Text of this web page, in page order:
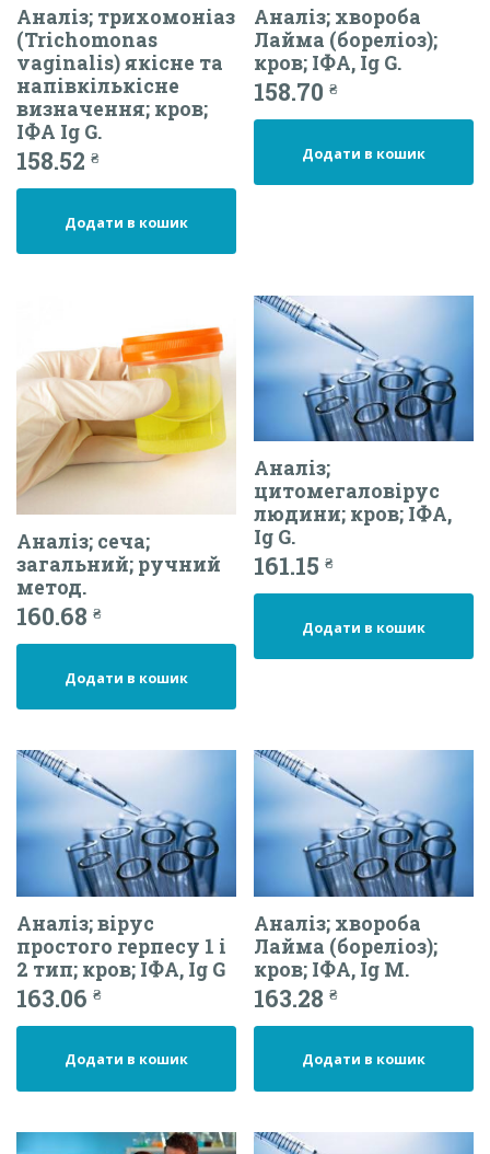
Аналіз; трихомоніаз
(Trichomonas
vaginalis) якісне та
напівкількісне
визначення; кров;
ІФА Ig G.
158.52 ₴
Додати в кошик
Аналіз; хвороба
Лайма (бореліоз);
кров; ІФА, Ig G.
158.70₴
Додати в кошик
Аналіз; сеча;
загальний; ручний
метод.
160.68 ₴
Додати в кошик
Аналіз;
цитомегаловірус
людини; кров; ІФА,
Ig G.
161.15₴
Додати в кошик
Аналіз; вірус
простого герпесу 1 і
2 тип; кров; ІФА, Ig G
163.06 ₴
Додати в кошик
Аналіз; хвороба
Лайма (бореліоз);
кров; ІФА, Ig М.
163.28₴
Додати в кошик